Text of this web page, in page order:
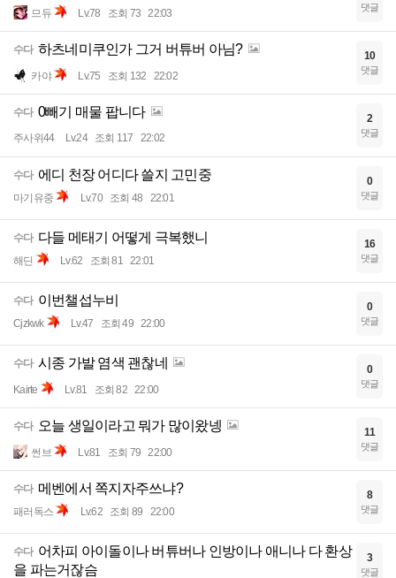
므듀 Lv.78 조회 73 22:03 댓글
수다 하츠네미쿠인가 그거 버튜버 아님?
카야 Lv.75 조회 132 22:02
10
댓글
수다 0빼기 매물 팝니다
주사위44 Lv.24 조회 117 22:02
2
댓글
수다 에디 천장 어디다 쓸지 고민중
마기유중 Lv.70 조회 48 22:01
0
댓글
수다 다들 메태기 어떻게 극복했니
해딘 Lv.62 조회 81 22:01
16
댓글
수다 이번챌섭누비
Cjzkwk Lv.47 조회 49 22:00
0
댓글
수다 시종 가발 염색 괜찮네
Kairte Lv.81 조회 82 22:00
0
댓글
수다 오늘 생일이라고 뭐가 많이왔넹
썬브 Lv.81 조회 79 22:00
11
댓글
수다 메벤에서 쪽지자주쓰냐?
패러독스 Lv.62 조회 89 22:00
8
댓글
수다 어차피 아이돌이나 버튜버나 인방이나 애니나 다 환상
을 파는거잖슴
3
댓글